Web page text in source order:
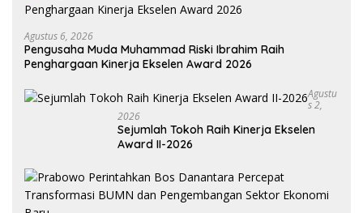
Agustus 6, 2026
Pengusaha Muda Muhammad Riski Ibrahim Raih
Penghargaan Kinerja Ekselen Award 2026
Agustu
S 2,
2026
Sejumlah Tokoh Raih Kinerja Ekselen
Award II-2026